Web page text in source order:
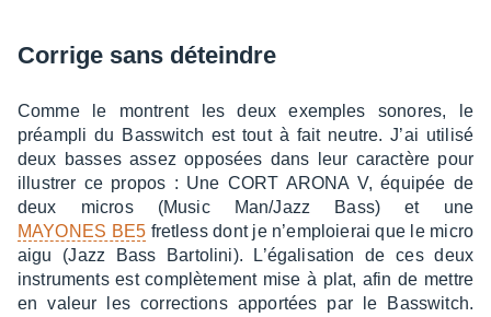
Corrige sans déteindre
Comme le montrent les deux exemples sonores, le
préam­pli du Bass­witch est tout à fait neutre. J’ai utilisé
deux basses assez oppo­sées dans leur carac­tère pour
illus­trer ce propos : Une CORT ARONA V, équi­pée de
deux micros (Music Man/Jazz Bass) et une
MAYONES BE5 fret­less dont je n’em­ploie­rai que le micro
aigu (Jazz Bass Barto­lini). L’éga­li­sa­tion de ces deux
instru­ments est complè­te­ment mise à plat, afin de mettre
en valeur les correc­tions appor­tées par le Bass­witch.